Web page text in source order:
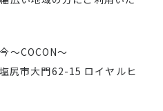
～COCON～
尻市大門62-15 ロイヤルヒ